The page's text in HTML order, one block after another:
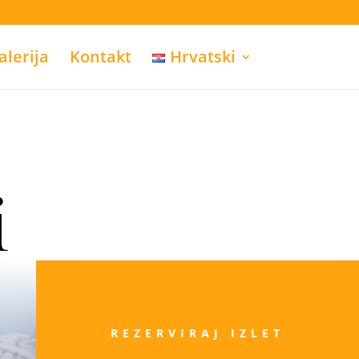
Kontakt Hrvatski
REZERVIRAJ IZLET